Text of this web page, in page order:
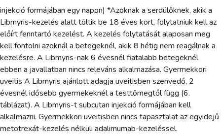
injekció formájában egy napon) *Azoknak a serdülőknek, akik a
Libmyris-kezelés alatt töltik be 18 éves kort, folytatniuk kell az
előírt fenntartó kezelést. A kezelés folytatását alaposan meg
kell fontolni azoknál a betegeknél, akik 8 hétig nem reagálnak a
kezelésre. A Libmyris-nak 6 évesnél fiatalabb betegeknél
ebben a javallatban nincs releváns alkalmazása. Gyermekkori
uveitis A Libmyris ajánlott adagja uveitisben szenvedő, 2
évesnél idősebb gyermekeknél a testtömegtől függ (6.
táblázat). A Libmyris-t subcutan injekció formájában kell
alkalmazni. Gyermekkori uveitisben nincs tapasztalat az egyidejű
metotrexát-kezelés nélküli adalimumab-kezeléssel.